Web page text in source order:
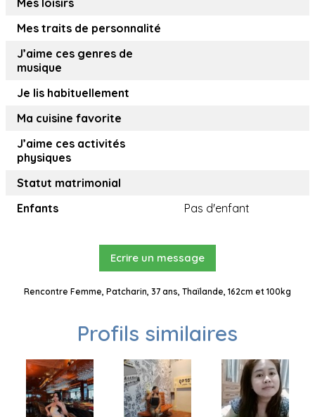
Mes loisirs
Mes traits de personnalité
J’aime ces genres de
musique
Je lis habituellement
Ma cuisine favorite
J’aime ces activités
physiques
Statut matrimonial
Enfants
Pas d'enfant
Ecrire un message
Rencontre Femme, Patcharin, 37 ans, Thaïlande, 162cm et 100kg
Profils similaires